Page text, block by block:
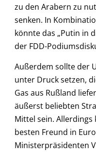
zu den Arabern zu
senken. In
könnte das „Putin in
der FDD-
Außerdem sollte der
unter Druck setzen,
Gas aus Rußland
äußerst beliebten
Mittel sein. Allerdings
besten Freund in
Ministerpräsidenten